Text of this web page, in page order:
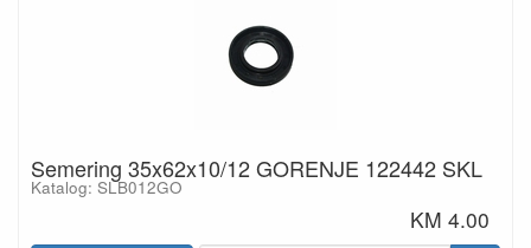
Semering 35x62x10/12 GORENJE 122442 SKL
Katalog: SLB012GO
KM 4.00